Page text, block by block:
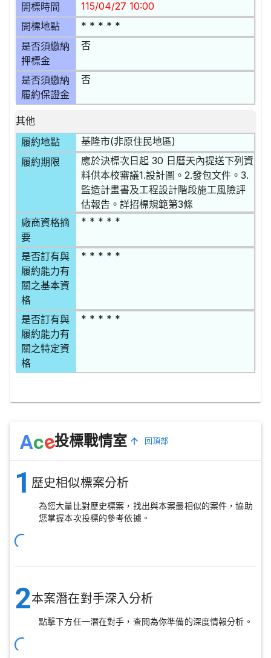
開標時間 115/04/27 10:00
開標地點 * * * * *
是否須繳納
押標金
否
是否須繳納
履約保證金
否
其他
履約地點
基隆市(非原住民地區)
履約期限
應於決標次日起 30 日曆天內提送下列資
料供本校審議1.設計圖。2.發包文件。3.
監造計畫書及工程設計階段施工風險評
估報告。詳招標規範第3條
廠商資格摘
要
* * * * *
是否訂有與
履約能力有
關之基本資
格
* * * * *
是否訂有與
履約能力有
關之特定資
格
* * * * *
Ace投標戰情室 回頂部
1 歷史相似標案分析
為您大量比對歷史標案，找出與本案最相似的案件，協助
您掌握本次投標的參考依據。
2本案潛在對手深入分析
點擊下方任一潛在對手，查閱為你準備的深度情報分析。